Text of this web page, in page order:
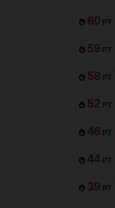
60 PT
59 PT
58 PT
52 PT
46 PT
44 PT
39 PT